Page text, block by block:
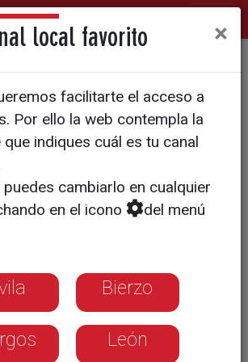
ofrece cien
la vía rápida
local favorito ×
facilitarte el acceso a
Por ello la web contempla la
indiques cuál es tu canal
puedes cambiarlo en cualquier
en el icono
del menú
Bierzo
León